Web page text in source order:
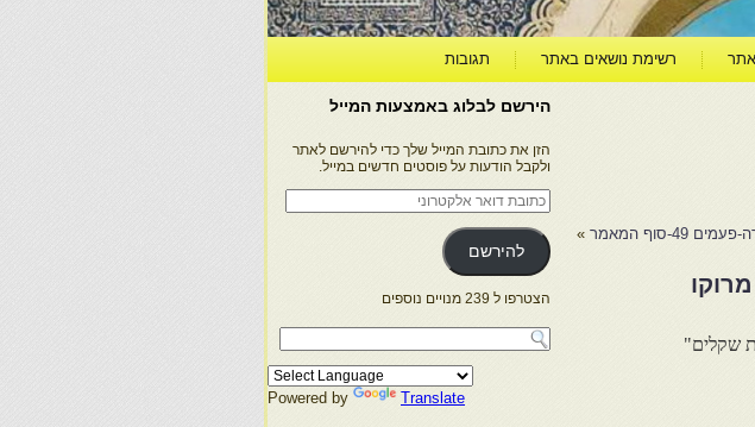
רשימת נושאים באתר תגובות
סוף המאמר »
שקלים"
הירשם לבלוג באמצעות המייל
הזן את כתובת המייל שלך כדי להירשם לאתר
ולקבל הודעות על פוסטים חדשים במייל.
כתובת
דואר
אלקטרוני
להירשם
הצטרפו ל 239 מנויים נוספים
Powered by Translate